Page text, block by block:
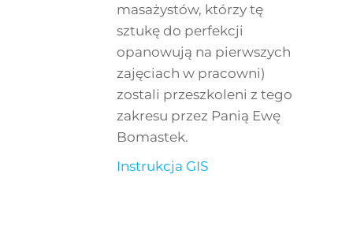
masażystów, którzy tę
sztukę do perfekcji
opanowują na pierwszych
zajęciach w pracowni)
zostali przeszkoleni z tego
zakresu przez Panią Ewę
Bomastek.
Instrukcja GIS